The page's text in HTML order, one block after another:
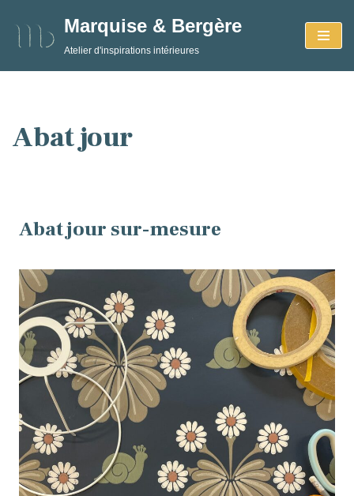
Aller
Marquise & Bergère
Atelier d'inspirations intérieures
Abat jour
Abat jour sur-mesure